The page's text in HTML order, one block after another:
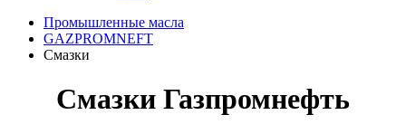
Промышленные масла
GAZPROMNEFT
Смазки
Смазки Газпромнефть